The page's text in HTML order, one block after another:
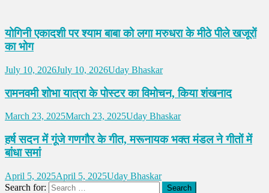
योगिनी एकादशी पर श्याम बाबा को लगा मरुधरा के मीठे पीले खजूरों
का भोग
July 10, 2026July 10, 2026Uday Bhaskar
रामनवमी शोभा यात्रा के पोस्टर का विमोचन, किया शंखनाद
March 23, 2025March 23, 2025Uday Bhaskar
हर्ष सदन में गूंजे गणगौर के गीत, मरूनायक भक्त मंडल ने गीतों में
बांधा समां
April 5, 2025April 5, 2025Uday Bhaskar
Search for: